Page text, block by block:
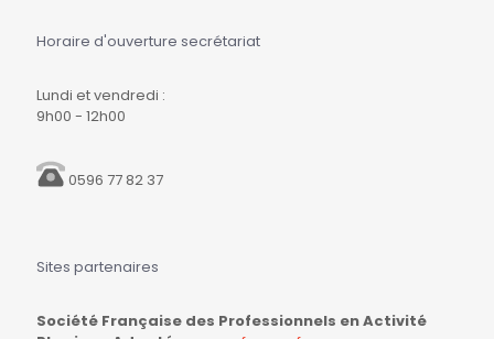
Horaire d'ouverture secrétariat
Lundi et vendredi :
9h00 - 12h00
0596 77 82 37
Sites partenaires
Société Française des Professionnels en Activité